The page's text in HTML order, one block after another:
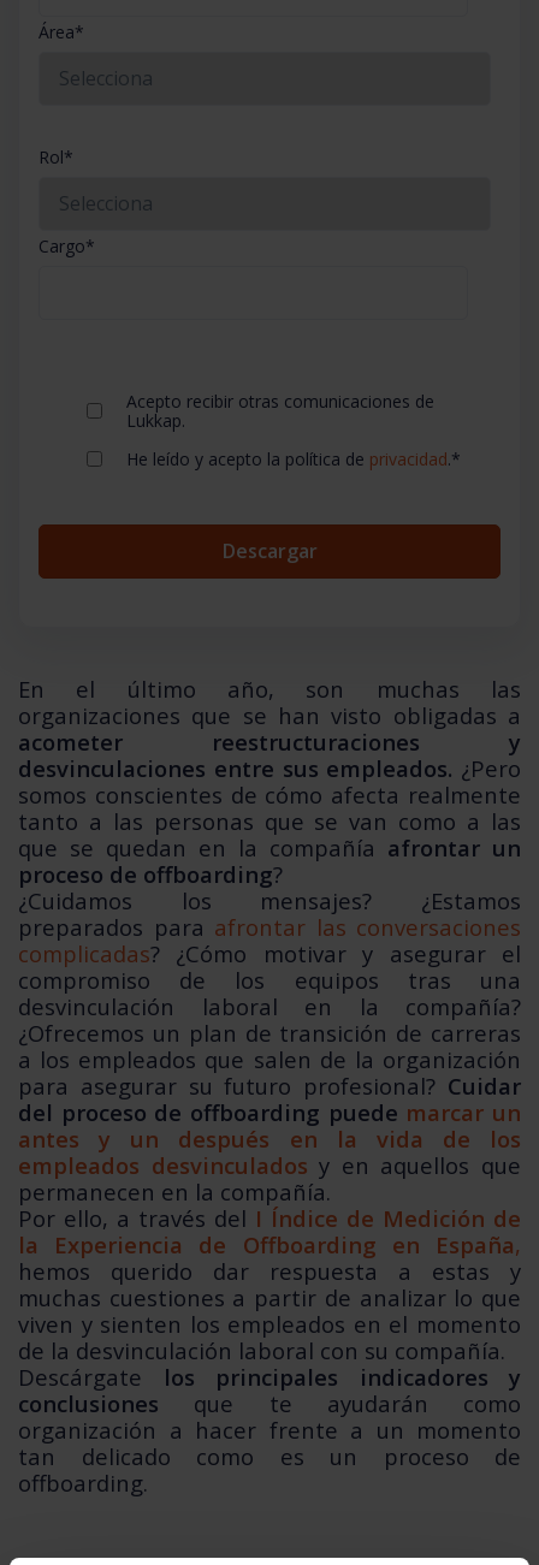
Área*
Rol*
Cargo*
Acepto recibir otras comunicaciones de
Lukkap.
He leído y acepto la política de privacidad.*
En el último año, son muchas las
organizaciones que se han visto obligadas a
acometer reestructuraciones y
desvinculaciones entre sus empleados. ¿Pero
somos conscientes de cómo afecta realmente
tanto a las personas que se van como a las
que se quedan en la compañía afrontar un
proceso de offboarding?
¿Cuidamos los mensajes? ¿Estamos
preparados para afrontar las conversaciones
complicadas? ¿Cómo motivar y asegurar el
compromiso de los equipos tras una
desvinculación laboral en la compañía?
¿Ofrecemos un plan de transición de carreras
a los empleados que salen de la organización
para asegurar su futuro profesional? Cuidar
del proceso de offboarding puede marcar un
antes y un después en la vida de los
empleados desvinculados y en aquellos que
permanecen en la compañía.
Por ello, a través del I Índice de Medición de
la Experiencia de Offboarding en España,
hemos querido dar respuesta a estas y
muchas cuestiones a partir de analizar lo que
viven y sienten los empleados en el momento
de la desvinculación laboral con su compañía.
Descárgate los principales indicadores y
conclusiones que te ayudarán como
organización a hacer frente a un momento
tan delicado como es un proceso de
offboarding.